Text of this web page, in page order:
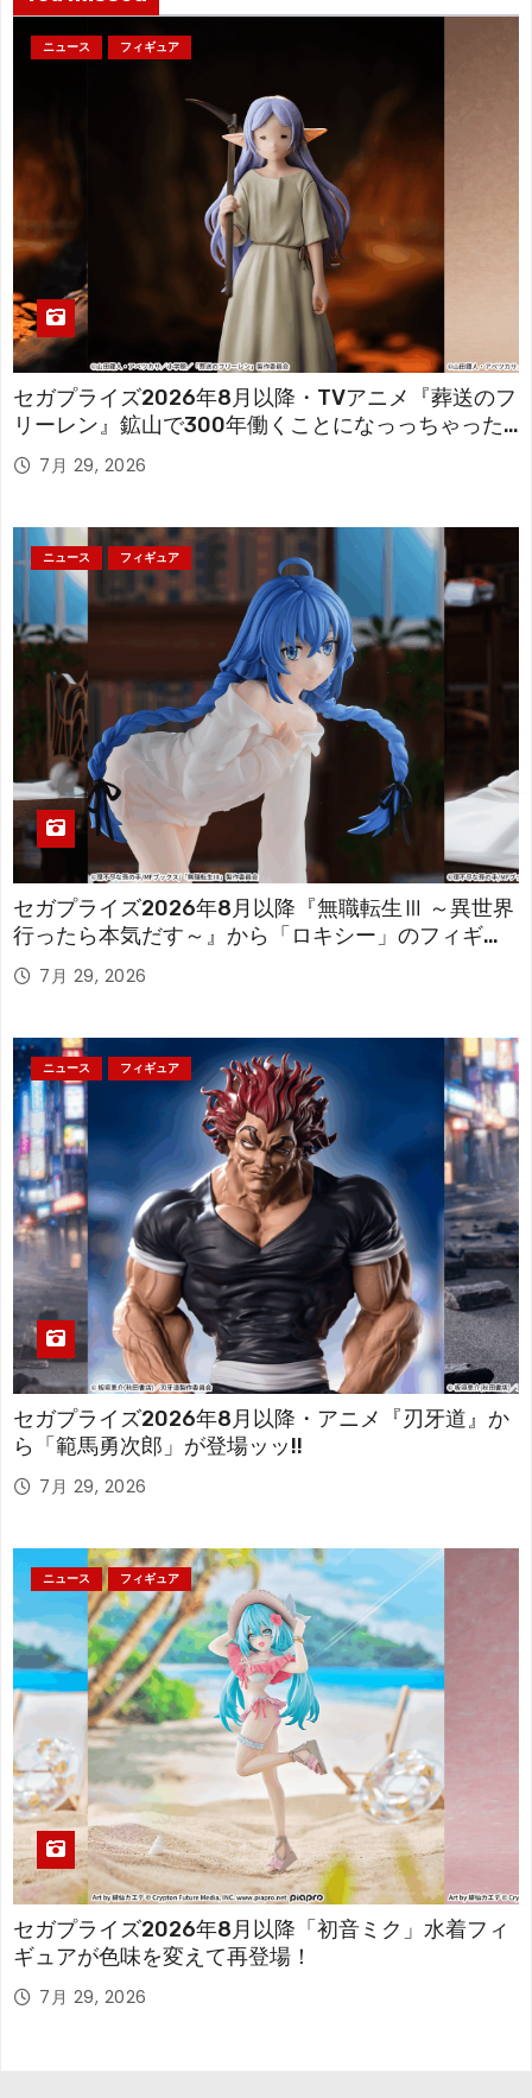
ニュース フィギュア
セガプライズ2026年8月以降・TVアニメ『葬送のフ
リーレン』鉱山で300年働くことになっっちゃった
「フリーレン」を立体化！
7月 29, 2026
ニュース フィギュア
セガプライズ2026年8月以降『無職転生Ⅲ ～異世界
行ったら本気だす～』から「ロキシー」のフィギュ
アが登場！
7月 29, 2026
ニュース フィギュア
セガプライズ2026年8月以降・アニメ『刃牙道』か
ら「範馬勇次郎」が登場ッッ!!
7月 29, 2026
ニュース フィギュア
セガプライズ2026年8月以降「初音ミク」水着フィ
ギュアが色味を変えて再登場！
7月 29, 2026